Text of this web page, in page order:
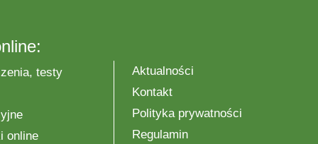
testy
online
Aktualności
Kontakt
Polityka prywatności
Regulamin